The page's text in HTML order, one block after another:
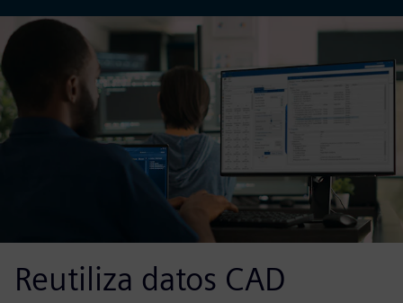
Reutiliza datos CAD